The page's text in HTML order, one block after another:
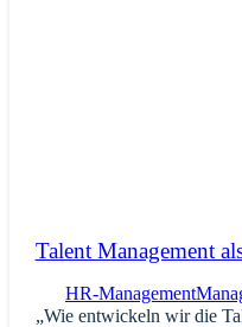
Talent Management
HR-Management
„Wie entwickeln wir die